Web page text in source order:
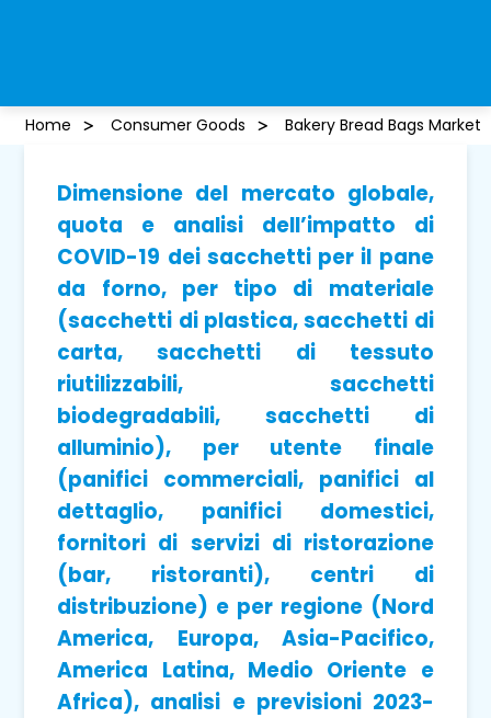
Home Consumer Goods Bakery Bread Bags Market
Dimensione del mercato globale,
quota e analisi dell’impatto di
COVID-19 dei sacchetti per il pane
da forno, per tipo di materiale
(sacchetti di plastica, sacchetti di
carta, sacchetti di tessuto
riutilizzabili, sacchetti
biodegradabili, sacchetti di
alluminio), per utente finale
(panifici commerciali, panifici al
dettaglio, panifici domestici,
fornitori di servizi di ristorazione
(bar, ristoranti), centri di
distribuzione) e per regione (Nord
America, Europa, Asia-Pacifico,
America Latina, Medio Oriente e
Africa), analisi e previsioni 2023-